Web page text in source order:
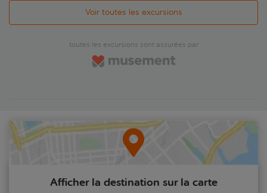
Voir toutes les excursions
toutes les excursions sont assurées par
Afficher la destination sur la carte